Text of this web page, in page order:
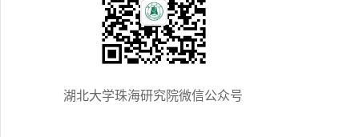
湖北大学珠海研究院微信公众号